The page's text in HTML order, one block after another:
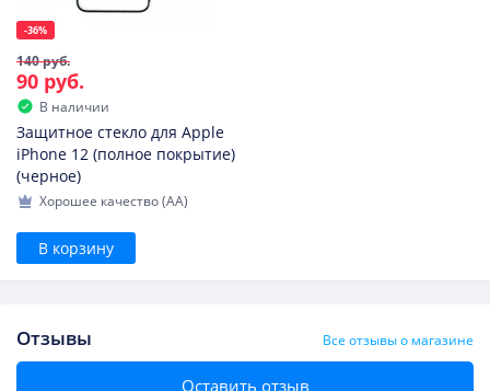
-36%
140 руб.
90 руб.
В наличии
Защитное стекло для Apple
iPhone 12 (полное покрытие)
(черное)
Хорошее качество (AA)
В корзину
Отзывы Все отзывы о магазине
Оставить отзыв